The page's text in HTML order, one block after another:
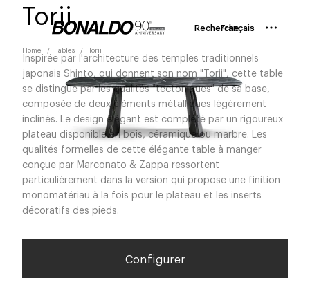
Recherche
Français
Home Tables Torii
Torii
Inspirée par l'architecture des temples traditionnels
japonais Shinto, qui donnent son nom "Torii", cette table
se distingue par les qualités "tectoniques" de sa base,
composée de deux éléments métalliques légèrement
inclinés. Le design élégant est complété par un rigoureux
plateau disponible en bois, céramique ou marbre. Les
qualités formelles de cette élégante table à manger
conçue par Marconato & Zappa ressortent
particulièrement dans la version qui propose une finition
monomatériau à la fois pour le plateau et les inserts
décoratifs des pieds.
Configurer